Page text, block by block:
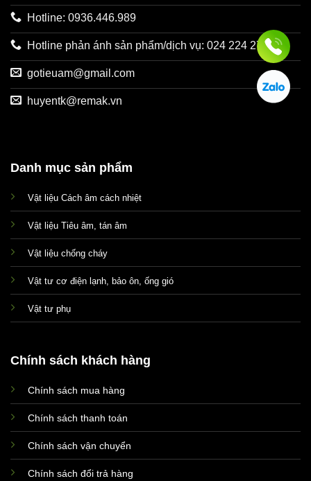
Hotline: 0936.446.989
Hotline phản ánh sản phẩm/dịch vụ: 024 224 27731
gotieuam@gmail.com
huyentk@remak.vn
Danh mục sản phẩm
Vật liệu Cách âm cách nhiệt
Vật liệu Tiêu âm, tán âm
Vật liệu chống cháy
Vật tư cơ điện lạnh, bảo ôn, ống gió
Vật tư phụ
Chính sách khách hàng
Chính sách mua hàng
Chính sách thanh toán
Chính sách vận chuyển
Chính sách đổi trả hàng
viên tư vấn của Remak